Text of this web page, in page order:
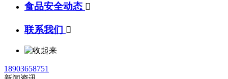
食品安全动态 
联系我们 
18903658751